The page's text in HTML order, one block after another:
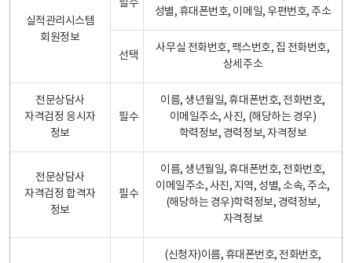
실적관리시스템
회원정보
필수
성별, 휴대폰번호, 이메일, 우편번호, 주소
선택
사무실 전화번호, 팩스번호, 집 전화번호,
상세주소
전문상담사
자격검정 응시자
정보
필수
이름, 생년월일, 휴대폰번호, 전화번호,
이메일주소, 사진, (해당하는 경우)
학력정보, 경력정보, 자격정보
전문상담사
자격검정 합격자
정보
필수
이름, 생년월일, 휴대폰번호, 전화번호,
이메일주소, 사진, 지역, 성별, 소속, 주소,
(해당하는 경우)학력정보, 경력정보,
자격정보
(신청자)이름, 휴대폰번호, 전화번호,